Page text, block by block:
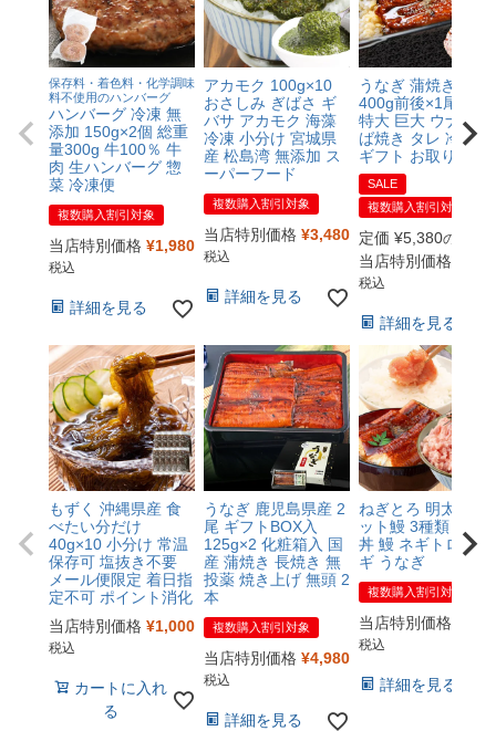
保存料・着色料・化学調味
料不使用のハンバーグ
ハンバーグ 冷凍 無
添加 150g×2個 総重
量300g 牛100％ 牛
肉 生ハンバーグ 惣
菜 冷凍便
複数購入割引対象
当店特別価格 ¥1,980
税込
詳細を見る
アカモク 100g×10
おさしみ ぎばさ ギ
バサ アカモク 海藻
冷凍 小分け 宮城県
産 松島湾 無添加 ス
ーパーフード
複数購入割引対象
当店特別価格 ¥3,480
税込
詳細を見る
うなぎ 蒲焼き 鰻 約
400g前後×1尾 1本
特大 巨大 ウナギ か
ば焼き タレ 冷凍便
ギフト お取り寄せ
SALE
複数購入割引対象
定価 ¥5,380のところ
当店特別価格
税込
詳細を見る
もずく 沖縄県産 食
べたい分だけ
40g×10 小分け 常温
保存可 塩抜き不要
メール便限定 着日指
定不可 ポイント消化
当店特別価格 ¥1,000
税込
カートに入れ
る
うなぎ 鹿児島県産 2
尾 ギフトBOX入
125g×2 化粧箱入 国
産 蒲焼き 長焼き 無
投薬 焼き上げ 無頭 2
本
複数購入割引対象
当店特別価格 ¥4,980
税込
詳細を見る
ねぎとろ 明太子 カ
ット鰻 3種類 セッ
丼 鰻 ネギトロ ウナ
ギ うなぎ
複数購入割引対象
当店特別価格
税込
詳細を見る